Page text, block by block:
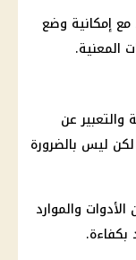
مع إمكانية وضع
المعنية.
عن
ليس بالضرورة
والموارد
بكفاءة.